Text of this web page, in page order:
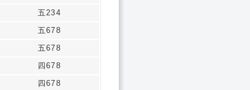
五234
五678
五678
四678
四678